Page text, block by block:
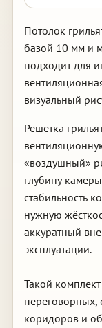
Потолок
базой 10 мм и
подходит для
визуальный
Решётка
«воздушный»
глубину
стабильность
нужную
аккуратный
эксплуатации.
Такой
переговорных,
коридоров и